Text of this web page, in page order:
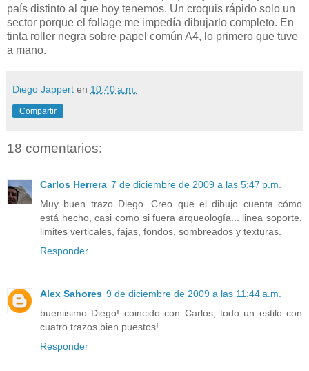
país distinto al que hoy tenemos. Un croquis rápido solo un
sector porque el follage me impedía dibujarlo completo. En
tinta roller negra sobre papel común A4, lo primero que tuve
a mano.
Diego Jappert en 10:40 a.m.
Compartir
18 comentarios:
Carlos Herrera 7 de diciembre de 2009 a las 5:47 p.m.
Muy buen trazo Diego. Creo que el dibujo cuenta cómo
está hecho, casi como si fuera arqueología... linea soporte,
limites verticales, fajas, fondos, sombreados y texturas.
Responder
Alex Sahores 9 de diciembre de 2009 a las 11:44 a.m.
bueniisimo Diego! coincido con Carlos, todo un estilo con
cuatro trazos bien puestos!
Responder